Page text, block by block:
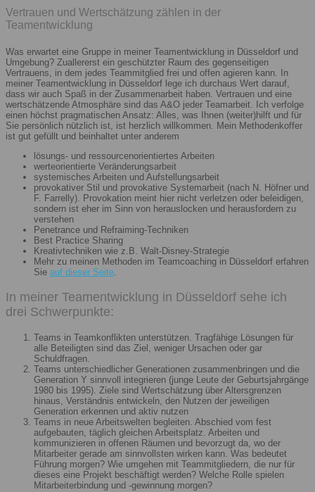
Vertrauen und Wertschätzung zählen in der
Teamentwicklung
Was erwartet eine Gruppe in meiner Teamentwicklung in Düsseldorf und
Umgebung? Zuallererst ein geschützter Raum des gegenseitigen
Vertrauens, in dem jedes Teammitglied frei und offen agieren kann. In
meiner Teamentwicklung in Düsseldorf lege ich durchaus Wert darauf,
dass wir auch Spaß in der Zusammenarbeit haben. Vertrauen und eine
wertschätzende Atmosphäre sind das A&O jeder Teamarbeit. Ich verfolge
einen höchst pragmatischen Ansatz: Alles, was Ihnen (weiter)hilft und für
Sie persönlich nützlich ist, ist herzlich willkommen. Mein Methodenkoffer
ist gut gefüllt und beinhaltet unter anderem
lösungs- und ressourcenorientiertes Arbeiten
werteorientierte Veränderungsarbeit
systemisches Arbeiten und Aufstellungsarbeit
provokativer Stil und provokative Systemarbeit (nach N. Höfner und
F. Farrelly). Provokation meint hier nicht verletzen oder beleidigen,
sondern ist eher im Sinn von herauslocken und herausfordern zu
verstehen
Penetrance und Refraiming-Techniken
Best Practice Sharing
Kreativtechniken wie z.B. Walt-Disney-Strategie
Mehr zu meinen Methoden im Teamcoaching in Düsseldorf erfahren
Sie auf dieser Seite.
In meiner Teamentwicklung in Düsseldorf sehe ich
drei Schwerpunkte:
Teams in Teamkonflikten unterstützen. Tragfähige Lösungen für
alle Beteiligten sind das Ziel, weniger Ursachen oder gar
Schuldfragen.
Teams unterschiedlicher Generationen zusammenbringen und die
Generation Y sinnvoll integrieren (junge Leute der Geburtsjahrgänge
1980 bis 1995). Ziele sind Wertschätzung über Altersgrenzen
hinaus, Verständnis entwickeln, den Nutzen der jeweiligen
Generation erkennen und aktiv nutzen
Teams in neue Arbeitswelten begleiten. Abschied vom fest
aufgebauten, täglich gleichen Arbeitsplatz. Arbeiten und
kommunizieren in offenen Räumen und bevorzugt da, wo der
Mitarbeiter gerade am sinnvollsten wirken kann. Was bedeutet
Führung morgen? Wie umgehen mit Teammitgliedern, die nur für
dieses eine Projekt beschäftigt werden? Welche Rolle spielen
Mitarbeiterbindung und -gewinnung morgen?